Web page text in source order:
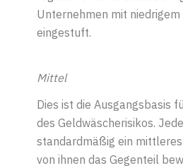
Unternehmen mit
eingestuft.
Mittel
Dies ist die Ausgangsbasis
des Geldwäscherisikos.
standardmäßig ein
von ihnen das Gegenteil